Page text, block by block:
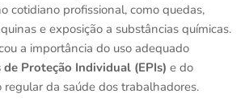
cotidiano profissional, como quedas,
e exposição a substâncias químicas.
a importância do uso adequado
Proteção Individual (EPIs) e do
da saúde dos trabalhadores.